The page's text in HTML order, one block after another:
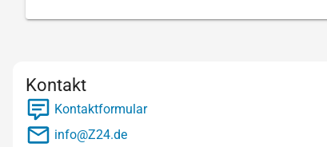
Kontakt
Kontaktformular
info@Z24.de